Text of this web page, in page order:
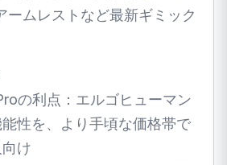
ームレストなど最新ギミック
の利点：エルゴヒューマン
性を、より手頃な価格帯で
け